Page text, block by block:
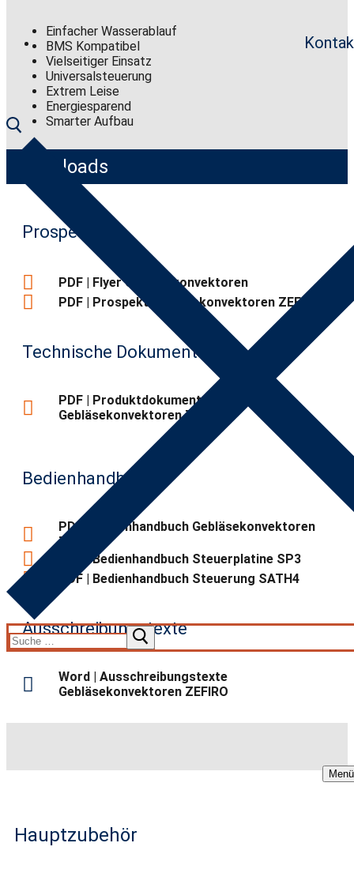
Menü
Einfacher Wasserablauf
BMS Kompatibel
Vielseitiger Einsatz
Universalsteuerung
Extrem Leise
Energiesparend
Smarter Aufbau
Downloads
Prospekt
PDF | Flyer Gebläsekonvektoren
PDF | Prospekt Gebläsekonvektoren ZEFIRO
Technische Dokumentation
PDF | Produktdokumentation
Gebläsekonvektoren ZEFIRO
Bedienhandbücher
PDF | Bedienhandbuch Gebläsekonvektoren
ZEFIRO
PDF | Bedienhandbuch Steuerplatine SP3
PDF | Bedienhandbuch Steuerung SATH4
Ausschreibungstexte
Word | Ausschreibungstexte
Gebläsekonvektoren ZEFIRO
Hauptzubehör